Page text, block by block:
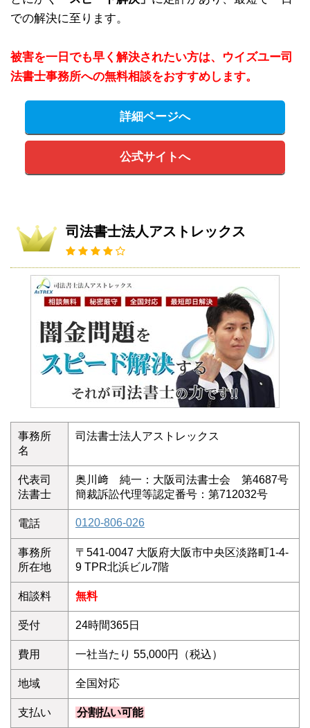
での解決に至ります。
被害を一日でも早く解決されたい方は、ウイズユー司
法書士事務所への無料相談をおすすめします。
詳細ページへ
公式サイトへ
司法書士法人アストレックス
事務所
名
司法書士法人アストレックス
代表司
法書士
奥川﨑 純一：大阪司法書士会 第4687号
簡裁訴訟代理等認定番号：第712032号
電話 0120-806-026
事務所
所在地
〒541-0047 大阪府大阪市中央区淡路町1-4-
9 TPR北浜ビル7階
相談料 無料
受付 24時間365日
費用 一社当たり 55,000円（税込）
地域 全国対応
支払い 分割払い可能